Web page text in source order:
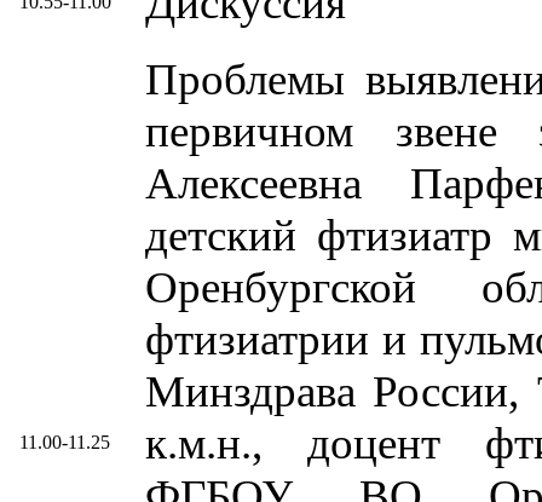
11.00-11.25
Проблемы
первичном звене
Алексеевна
детский фтизиатр
Оренбургской
фтизиатрии и
Минздрава России,
к.м.н., доцент